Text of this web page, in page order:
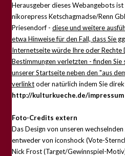
Herausgeber dieses Webangebots
nikorepress Ketschagmadse/Renn
Priesendorf - diese und weitere
etwa Hinweise für den Fall, dass Sie
Internetseite würde Ihre oder
Bestimmungen verletzten - finden Sie
unserer Startseite neben den "aus
verlinktoder natürlich indem Sie
http://kulturkueche.de/impressum
Foto-Credits extern
Das Design von unseren
entweder von iconshock (Vote-
Nick Frost (Target/Gewinnspiel-